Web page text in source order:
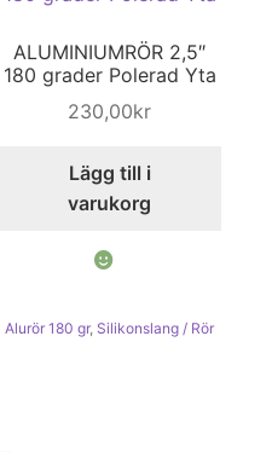
ALUMINIUMRÖR 2,5″
180 grader Polerad Yta
230,00kr
Lägg till i
varukorg
Alurör 180 gr, Silikonslang / Rör